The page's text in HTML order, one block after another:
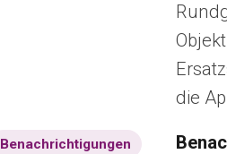
die
Benachrichtigungen